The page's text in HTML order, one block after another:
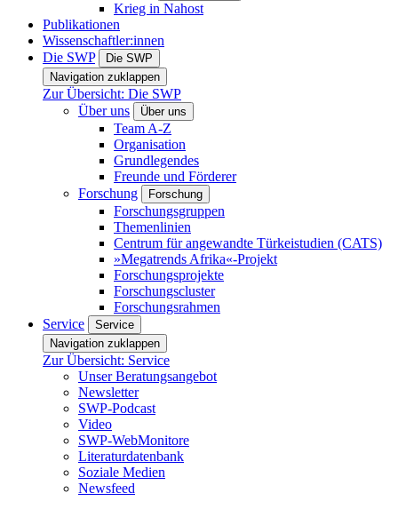
Krieg in Nahost
Publikationen
Wissenschaftler:innen
Die SWP
Die SWP
Navigation zuklappen
Zur Übersicht: Die SWP
Über uns
Über uns
Team A-Z
Organisation
Grundlegendes
Freunde und Förderer
Forschung
Forschung
Forschungsgruppen
Themenlinien
Centrum für angewandte Türkeistudien (CATS)
»Megatrends Afrika«-Projekt
Forschungsprojekte
Forschungscluster
Forschungsrahmen
Service
Service
Navigation zuklappen
Zur Übersicht: Service
Unser Beratungsangebot
Newsletter
SWP-Podcast
Video
SWP-WebMonitore
Literaturdatenbank
Soziale Medien
Newsfeed